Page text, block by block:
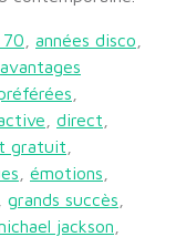
70 années disco
avantages
direct
gratuit
émotions
grands succès
jackson